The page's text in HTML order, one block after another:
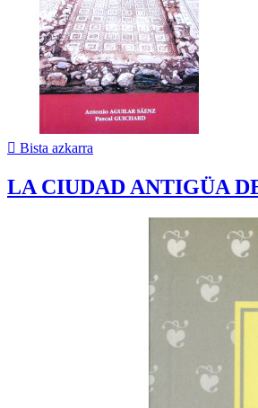
 Bista azkarra
LA CIUDAD ANTIGÜA